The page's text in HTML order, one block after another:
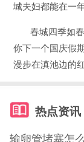
城夫妇都能在一
春城四季如
你下一个国庆假
漫步在滇池边的
热点资讯
输卵管堵塞怎